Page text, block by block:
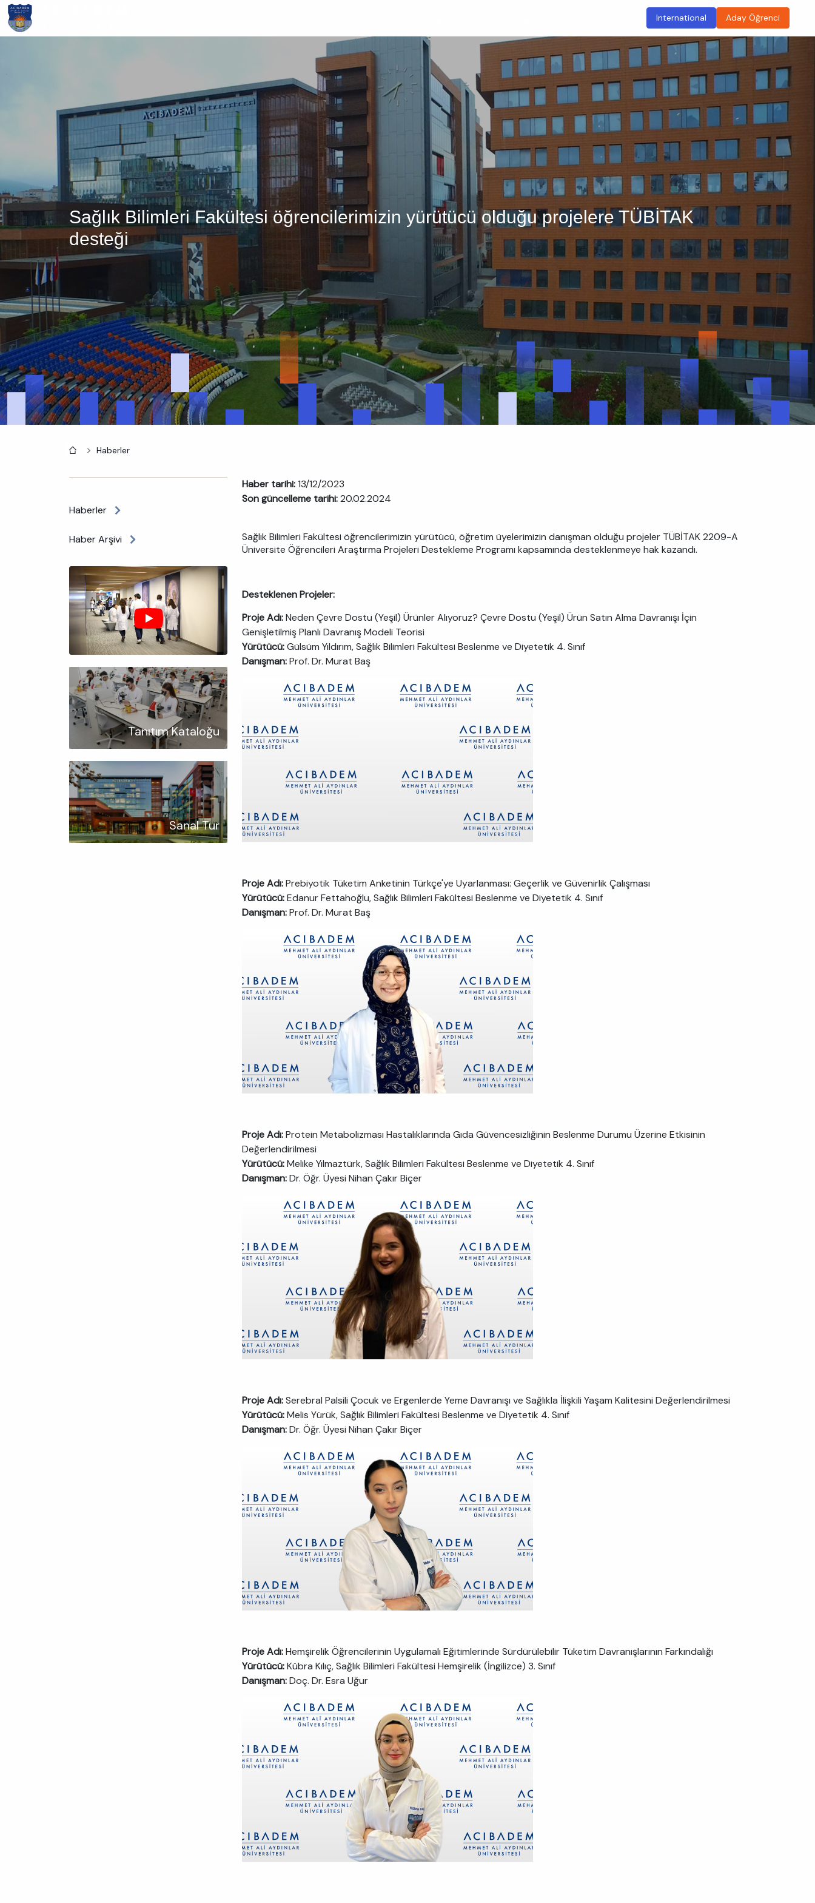
Ana
içeriğe
atla
International Aday Öğrenci
Sağlık Bilimleri Fakültesi öğrencilerimizin yürütücü olduğu projelere TÜBİTAK
desteği
AnasayfaHaberler
Haberler
Haber Arşivi
Tanıtım Kataloğu
Sanal Tur
Haber tarihi:13/12/2023
Son güncelleme tarihi:20.02.2024
Sağlık Bilimleri Fakültesi öğrencilerimizin yürütücü, öğretim üyelerimizin danışman olduğu projeler TÜBİTAK 2209-A
Üniversite Öğrencileri Araştırma Projeleri Destekleme Programı kapsamında desteklenmeye hak kazandı.
Desteklenen Projeler:
Proje Adı:Neden Çevre Dostu (Yeşil) Ürünler Alıyoruz? Çevre Dostu (Yeşil) Ürün Satın Alma Davranışı İçin
Genişletilmiş Planlı Davranış Modeli Teorisi
Yürütücü:Gülsüm Yıldırım, Sağlık Bilimleri Fakültesi Beslenme ve Diyetetik 4. Sınıf
Danışman:Prof. Dr. Murat Baş
Proje Adı:Prebiyotik Tüketim Anketinin Türkçe'ye Uyarlanması: Geçerlik ve Güvenirlik Çalışması
Yürütücü:Edanur Fettahoğlu, Sağlık Bilimleri Fakültesi Beslenme ve Diyetetik 4. Sınıf
Danışman:Prof. Dr. Murat Baş
Proje Adı:Protein Metabolizması Hastalıklarında Gıda Güvencesizliğinin Beslenme Durumu Üzerine Etkisinin
Değerlendirilmesi
Yürütücü:Melike Yılmaztürk, Sağlık Bilimleri Fakültesi Beslenme ve Diyetetik 4. Sınıf
Danışman:Dr. Öğr. Üyesi Nihan Çakır Biçer
Proje Adı:Serebral Palsili Çocuk ve Ergenlerde Yeme Davranışı ve Sağlıkla İlişkili Yaşam Kalitesini Değerlendirilmesi
Yürütücü:Melis Yürük, Sağlık Bilimleri Fakültesi Beslenme ve Diyetetik 4. Sınıf
Danışman:Dr. Öğr. Üyesi Nihan Çakır Biçer
Proje Adı:Hemşirelik Öğrencilerinin Uygulamalı Eğitimlerinde Sürdürülebilir Tüketim Davranışlarının Farkındalığı
Yürütücü:Kübra Kılıç, Sağlık Bilimleri Fakültesi Hemşirelik (İngilizce) 3. Sınıf
Danışman:Doç. Dr. Esra Uğur